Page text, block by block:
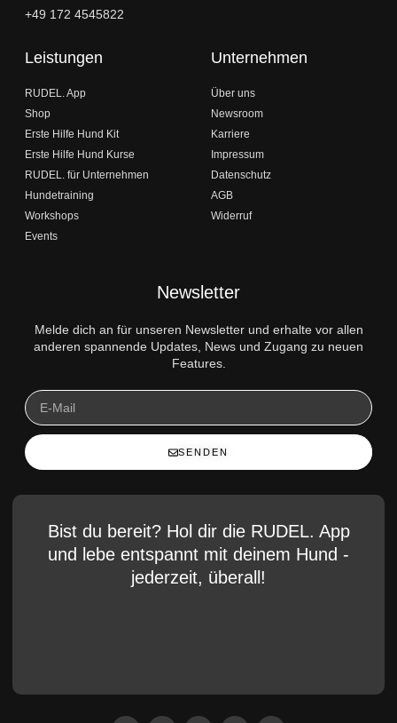
+49 172 4545822
Leistungen
RUDEL. App
Shop
Erste Hilfe Hund Kit
Erste Hilfe Hund Kurse
RUDEL. für Unternehmen
Hundetraining
Workshops
Events
Unternehmen
Über uns
Newsroom
Karriere
Impressum
Datenschutz
AGB
Widerruf
Newsletter
Melde dich an für unseren Newsletter und erhalte vor allen
anderen spannende Updates, News und Zugang zu neuen
Features.
SENDEN
Bist du bereit? Hol dir die RUDEL. App
und lebe entspannt mit deinem Hund -
jederzeit, überall!